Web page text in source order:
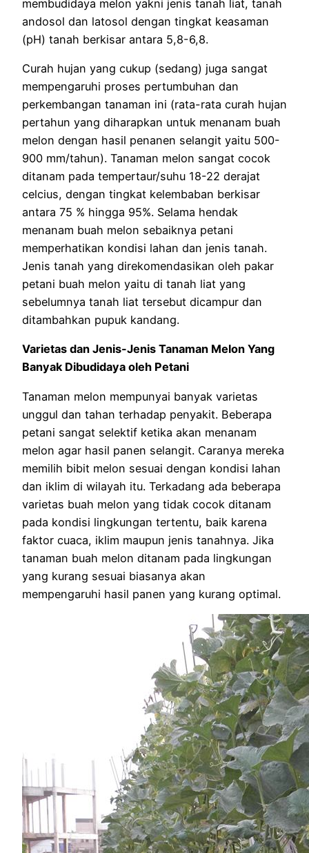
membudidaya melon yakni jenis tanah liat, tanah
andosol dan latosol dengan tingkat keasaman
(pH) tanah berkisar antara 5,8-6,8.
Curah hujan yang cukup (sedang) juga sangat
mempengaruhi proses pertumbuhan dan
perkembangan tanaman ini (rata-rata curah hujan
pertahun yang diharapkan untuk menanam buah
melon dengan hasil penanen selangit yaitu 500-
900 mm/tahun). Tanaman melon sangat cocok
ditanam pada tempertaur/suhu 18-22 derajat
celcius, dengan tingkat kelembaban berkisar
antara 75 % hingga 95%. Selama hendak
menanam buah melon sebaiknya petani
memperhatikan kondisi lahan dan jenis tanah.
Jenis tanah yang direkomendasikan oleh pakar
petani buah melon yaitu di tanah liat yang
sebelumnya tanah liat tersebut dicampur dan
ditambahkan pupuk kandang.
Varietas dan Jenis-Jenis Tanaman Melon Yang
Banyak Dibudidaya oleh Petani
Tanaman melon mempunyai banyak varietas
unggul dan tahan terhadap penyakit. Beberapa
petani sangat selektif ketika akan menanam
melon agar hasil panen selangit. Caranya mereka
memilih bibit melon sesuai dengan kondisi lahan
dan iklim di wilayah itu. Terkadang ada beberapa
varietas buah melon yang tidak cocok ditanam
pada kondisi lingkungan tertentu, baik karena
faktor cuaca, iklim maupun jenis tanahnya. Jika
tanaman buah melon ditanam pada lingkungan
yang kurang sesuai biasanya akan
mempengaruhi hasil panen yang kurang optimal.